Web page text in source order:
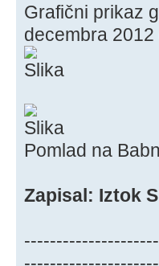
Grafični prikaz
decembra
Pomlad na
Zapisal: Iztok